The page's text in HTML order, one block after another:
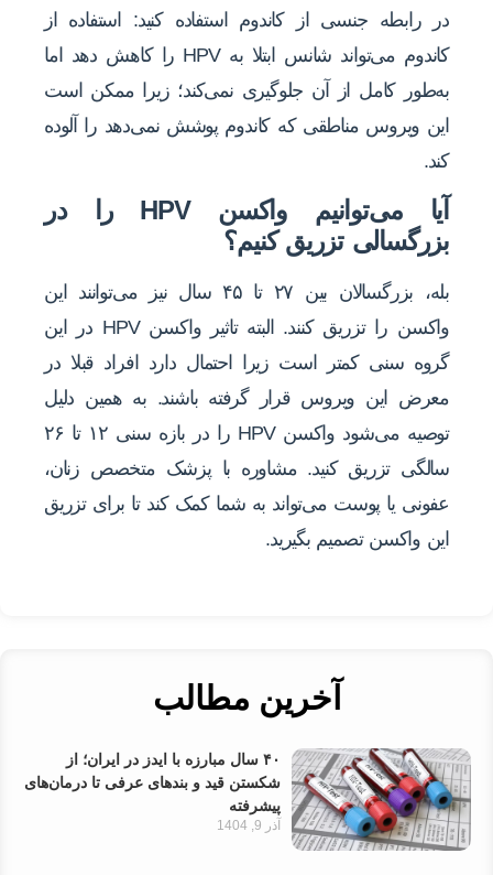
در رابطه جنسی از کاندوم استفاده کنید: استفاده از
کاندوم می‌تواند شانس ابتلا به HPV را کاهش دهد اما
به‌طور کامل از آن جلوگیری نمی‌کند؛ زیرا ممکن است
این ویروس مناطقی که کاندوم پوشش نمی‌دهد را آلوده
کند.
آیا می‌توانیم واکسن HPV را در
بزرگسالی تزریق کنیم؟
بله، بزرگسالان بین ۲۷ تا ۴۵ سال نیز می‌توانند این
واکسن را تزریق کنند. البته تاثیر واکسن HPV در این
گروه سنی کمتر است زیرا احتمال دارد افراد قبلا در
معرض این ویروس قرار گرفته باشند. به همین دلیل
توصیه می‌شود واکسن HPV را در بازه سنی ۱۲ تا ۲۶
سالگی تزریق کنید. مشاوره با پزشک متخصص زنان،
عفونی یا پوست می‌تواند به شما کمک کند تا برای تزریق
این واکسن تصمیم بگیرید.
آخرین مطالب
۴۰ سال مبارزه با ایدز در ایران؛ از
شکستن قید و بندهای عرفی تا درمان‌های
پیشرفته
آذر 9, 1404